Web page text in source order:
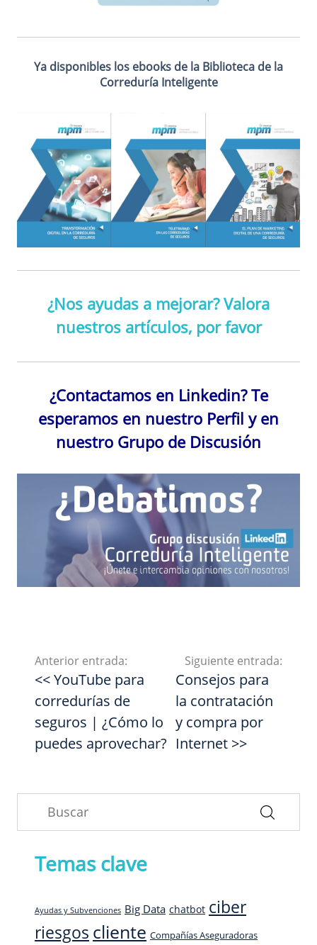
Ya disponibles los ebooks de la Biblioteca de la
Correduría Inteligente
¿Nos ayudas a mejorar? Valora
nuestros artículos, por favor
¿Contactamos en Linkedin? Te
esperamos en nuestro Perfil y en
nuestro Grupo de Discusión
Anterior entrada:
<< YouTube para
corredurías de
seguros | ¿Cómo lo
puedes aprovechar?
Siguiente entrada:
Consejos para
la contratación
y compra por
Internet >>
Temas clave
Ayudas y Subvenciones Big Data chatbot ciber
riesgos cliente Compañías Aseguradoras